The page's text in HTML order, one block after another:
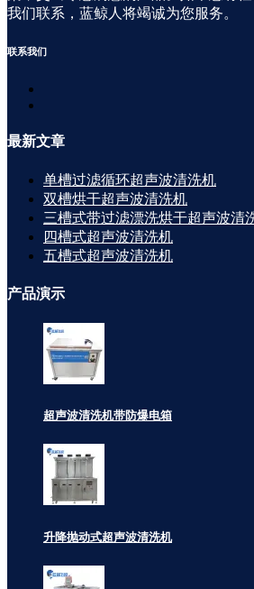
我们联系，蓝鲸人将竭诚为您服务。
联系我们
最新文章
单槽过滤循环超声波清洗机
双槽烘干超声波清洗机
三槽式带过滤漂洗烘干超声波清
四槽式超声波清洗机
五槽式超声波清洗机
产品演示
超声波清洗机带防爆电箱
升降抛动式超声波清洗机